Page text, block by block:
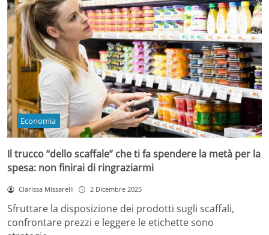
Economia
Il trucco “dello scaffale” che ti fa spendere la metà per la
spesa: non finirai di ringraziarmi
Clarissa Missarelli 2 Dicembre 2025
Sfruttare la disposizione dei prodotti sugli scaffali,
confrontare prezzi e leggere le etichette sono